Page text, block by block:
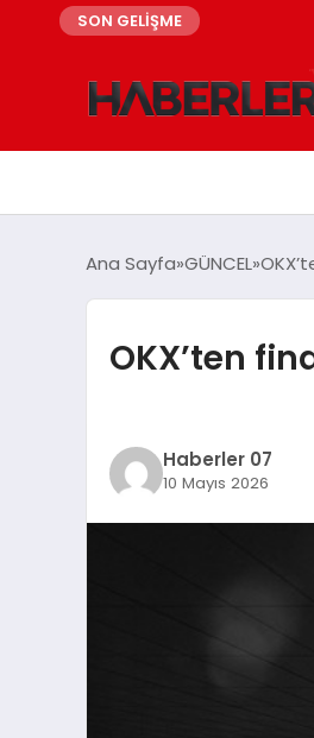
SON GELİŞME
Ana Sayfa GÜNCEL
OKX’ten
Haberler 07
10 Mayıs 2026